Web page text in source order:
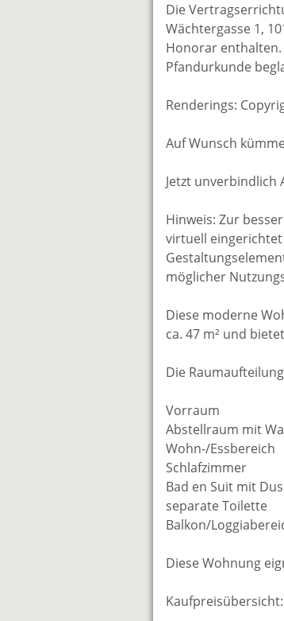
Die
Wächtergasse 1,
Honorar enthalten.
Pfandurkunde
Renderings:
Auf Wunsch
Jetzt unverbindlich
Hinweis: Zur
virtuell
möglicher
Diese moderne
ca. 47 m² und
Die
Vorraum
Abstellraum mit
Wohn-/Essbereich
Schlafzimmer
Bad en Suit mit
separate Toilette
Balkon/
Diese Wohnung
Kaufpreisübersicht: